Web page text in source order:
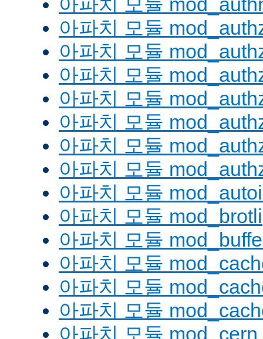
아파치 모듈
아파치 모듈
아파치 모듈
아파치 모듈
아파치 모듈
아파치 모듈
아파치 모듈
아파치 모듈
아파치 모듈 mod_brotli
아파치 모듈
아파치 모듈
아파치 모듈
아파치 모듈
아파치 모듈